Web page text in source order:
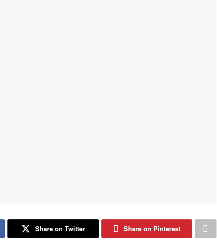
Share on Twitter Share on Pinterest